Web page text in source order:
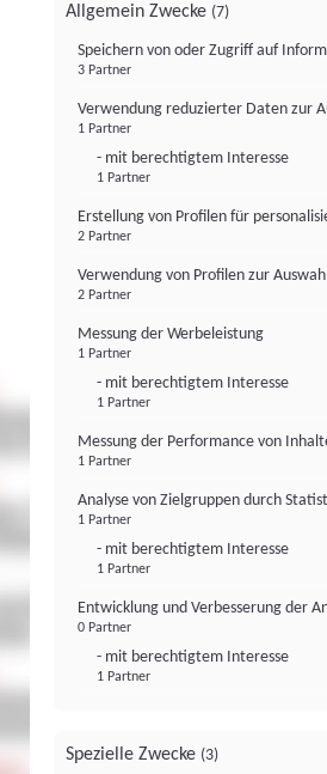
Allgemein Zwecke (7)
Speichern von oder Zugriff auf
3 Partner
Verwendung reduzierter Daten zur
1 Partner
- mit berechtigtem Interesse
1 Partner
Erstellung von Profilen für
2 Partner
Verwendung von Profilen zur
2 Partner
Messung der Werbeleistung
1 Partner
- mit berechtigtem Interesse
1 Partner
Messung der Performance von
1 Partner
Analyse von Zielgruppen durch
1 Partner
- mit berechtigtem Interesse
1 Partner
Entwicklung und Verbesserung der
0 Partner
- mit berechtigtem Interesse
1 Partner
Spezielle Zwecke (3)